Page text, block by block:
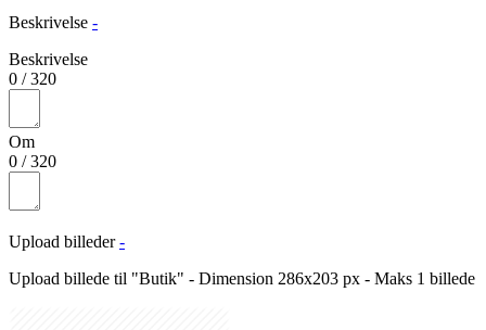
Beskrivelse -
Beskrivelse
0 /320
Om
0 /320
Upload billeder -
Upload billede til "Butik" - Dimension 286x203 px - Maks 1 billede